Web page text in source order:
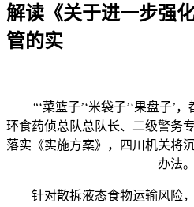
解读《关于进一步强
管的实
“‘菜篮子’‘米袋子’‘果盘子’
环食药侦总队总队长、二级警务
落实《实施方案》，四川机关将
办法。
针对散拆液态食物运输风险，